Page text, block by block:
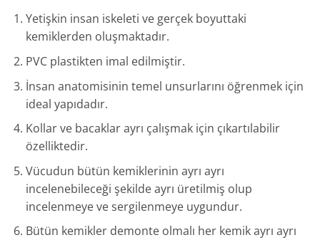
Yetişkin insan iskeleti ve gerçek boyuttaki
kemiklerden oluşmaktadır.
PVC plastikten imal edilmiştir.
İnsan anatomisinin temel unsurlarını öğrenmek için
ideal yapıdadır.
Kollar ve bacaklar ayrı çalışmak için çıkartılabilir
özelliktedir.
Vücudun bütün kemiklerinin ayrı ayrı
incelenebileceği şekilde ayrı üretilmiş olup
incelenmeye ve sergilenmeye uygundur.
Bütün kemikler demonte olmalı her kemik ayrı ayrı